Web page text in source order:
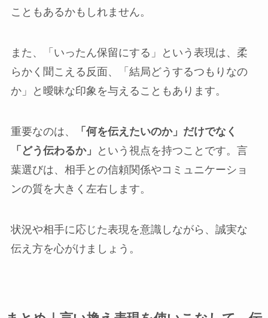
こともあるかもしれません。
また、「いったん保留にする」という表現は、柔
らかく聞こえる反面、「結局どうするつもりなの
か」と曖昧な印象を与えることもあります。
重要なのは、
「何を伝えたいのか」だけでなく
「どう伝わるか」
という視点を持つことです。言
葉選びは、相手との信頼関係やコミュニケーショ
ンの質を大きく左右します。
状況や相手に応じた表現を意識しながら、誠実な
伝え方を心がけましょう。